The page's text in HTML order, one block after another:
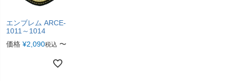
エンブレム ARCE-
1011～1014
価格 ¥2,090税込 〜